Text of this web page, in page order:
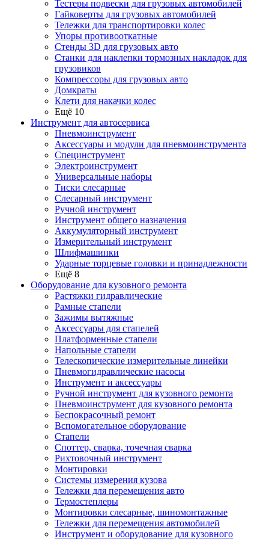
Тестеры подвески для грузовых автомобилей
Гайковерты для грузовых автомобилей
Тележки для транспортировки колес
Упоры противооткатные
Стенды 3D для грузовых авто
Станки для наклепки тормозных накладок для
грузовиков
Компрессоры для грузовых авто
Домкраты
Клети для накачки колес
Ещё 10
Инструмент для автосервиса
Пневмоинструмент
Аксессуары и модули для пневмоинструмента
Специнструмент
Электроинструмент
Универсальные наборы
Тиски слесарные
Слесарный инструмент
Ручной инструмент
Инструмент общего назначения
Аккумуляторный инструмент
Измерительный инструмент
Шлифмашинки
Ударные торцевые головки и принадлежности
Ещё 8
Оборудование для кузовного ремонта
Растяжки гидравлические
Рамные стапели
Зажимы вытяжные
Аксессуары для стапелей
Платформенные стапели
Напольные стапели
Телескопические измерительные линейки
Пневмогидравлические насосы
Инструмент и аксессуары
Ручной инструмент для кузовного ремонта
Пневмоинструмент для кузовного ремонта
Беспокрасочный ремонт
Вспомогательное оборудование
Стапели
Споттер, сварка, точечная сварка
Рихтовочный инструмент
Монтировки
Системы измерения кузова
Тележки для перемещения авто
Термостеплеры
Монтировки слесарные, шиномонтажные
Тележки для перемещения автомобилей
Инструмент и оборудование для кузовного